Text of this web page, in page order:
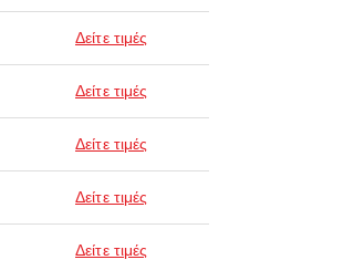
Δείτε τιμές
Δείτε τιμές
Δείτε τιμές
Δείτε τιμές
Δείτε τιμές